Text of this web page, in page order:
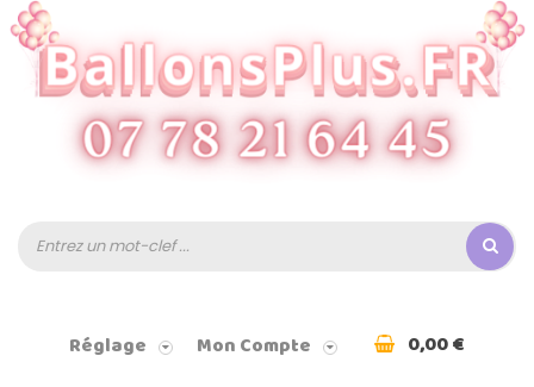
Réglage Mon Compte 0,00 €